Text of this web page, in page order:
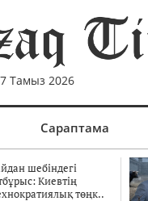
Тамыз 2026
Сараптама
шебіндегі
Киевтің
төңк..